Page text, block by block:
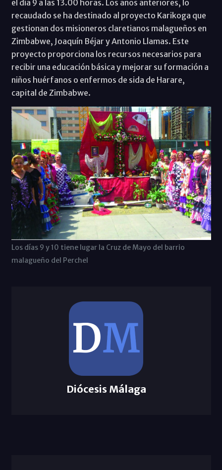
el día 9 a las 13.00 horas. Los años anteriores, lo
recaudado se ha destinado al proyecto Karikoga que
gestionan dos misioneros claretianos malagueños en
Zimbabwe, Joaquín Béjar y Antonio Llamas. Este
proyecto proporciona los recursos necesarios para
recibir una educación básica y mejorar su formación a
niños huérfanos o enfermos de sida de Harare,
capital de Zimbabwe.
Los días 9 y 10 tiene lugar la Cruz de Mayo del barrio
malagueño del Perchel
Diócesis Málaga